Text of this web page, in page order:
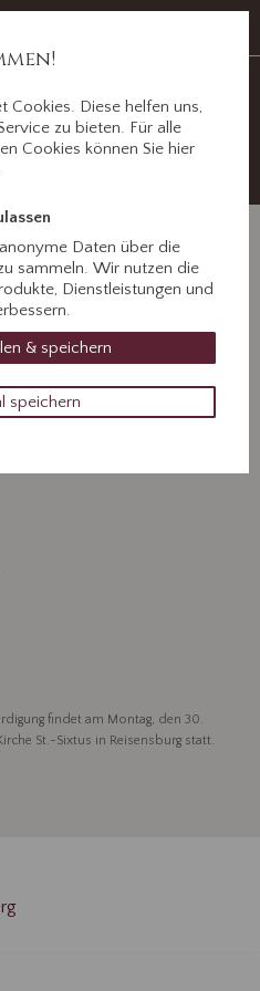
+49 8221 31077
Kontaktieren Sie uns!
findet am Montag, den 30.
St.-Sixtus in Reisensburg statt.
Cookies. Diese helfen uns,
zu bieten. Für alle
Cookies können Sie hier
Daten über die
sammeln. Wir nutzen die
Dienstleistungen und
& speichern
speichern